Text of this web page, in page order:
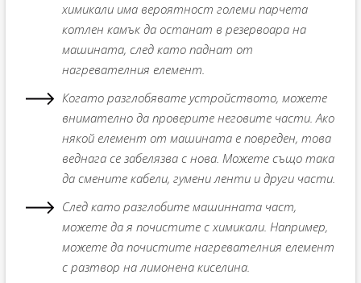
химикали има вероятност големи парчета
котлен камък да останат в резервоара на
машината, след като паднат от
нагревателния елемент.
Когато разглобявате устройството, можете
внимателно да проверите неговите части. Ако
някой елемент от машината е повреден, това
веднага се забелязва с нова. Можете също така
да смените кабели, гумени ленти и други части.
След като разглобите машинната част,
можете да я почистите с химикали. Например,
можете да почистите нагревателния елемент
с разтвор на лимонена киселина.